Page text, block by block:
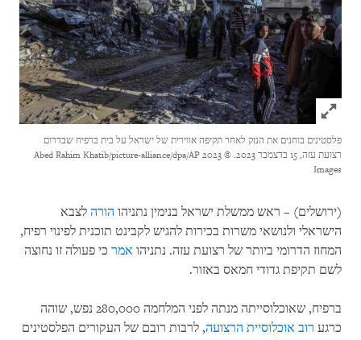
Click to expand Image
פלסטינים בוחנים את הנזק לאחר תקיפה אווירית של ישראל על בית ברפיח שבדרום
רצועת עזה, 15 בדצמבר 2023.
© 2023 Abed Rahim Khatib/picture-alliance/dpa/AP
Images
(ירושלים) – ראש ממשלת ישראל בנימין נתניהו הורה לצבא
הישראלי ולנושאי משרות בכירות להגיש לקבינט תוכנית לפינוי רפיח,
המחוז הדרומי ביותר של רצועת עזה. נתניהו אמר כי פעולה זו נחוצה
לשם תקיפת גדודי חמאס באזור.
ברפיח, שאוכלוסייתה מנתה לפני המלחמה 280,000 נפש, שוהה
כרגע רוב אוכלוסיית הרצועה, לרבות רובם של העקורים הפלסטינים